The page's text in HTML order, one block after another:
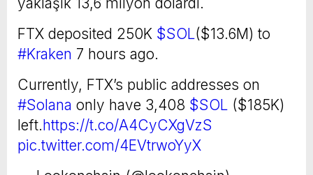
FTX deposited 250K $SOL($13.6M) to
#Kraken 7 hours ago.
Currently, FTX’s public addresses on
#Solana only have 3,408 $SOL ($185K)
left.https://t.co/A4CyCXgVzS
pic.twitter.com/4EVtrwoYyX